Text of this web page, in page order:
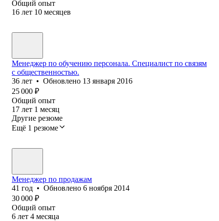
Общий опыт
16 лет 10 месяцев
Менеджер по обучению персонала. Специалист по связям
с общественностью.
36 лет • Обновлено 13 января 2016
25 000 ₽
Общий опыт
17 лет 1 месяц
Другие резюме
Ещё 1 резюме
Менеджер по продажам
41 год • Обновлено 6 ноября 2014
30 000 ₽
Общий опыт
6 лет 4 месяца